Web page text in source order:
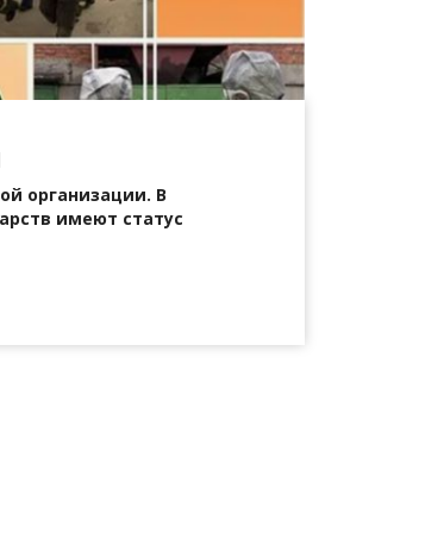
организации. В
имеют статус